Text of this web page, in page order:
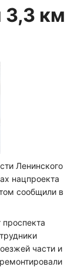
3,3 км
Ленинского
нацпроекта
сообщили в
части и